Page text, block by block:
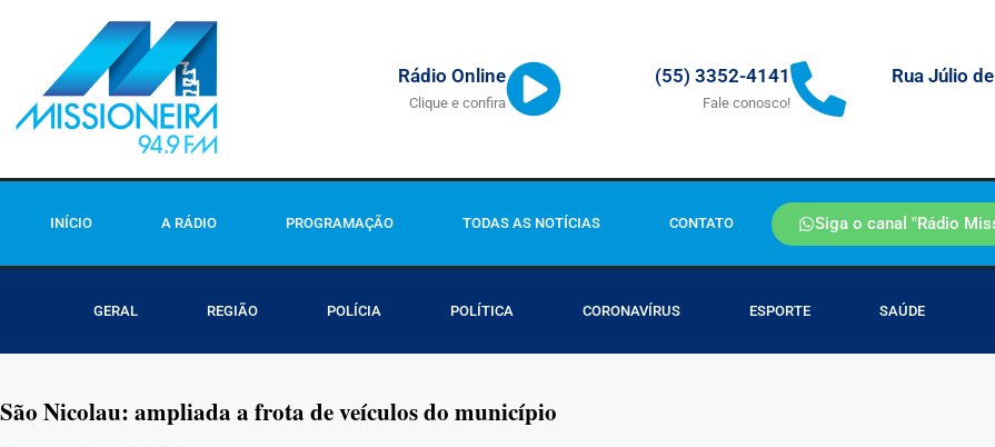
Rádio Online
Clique e confira
(55) 3352-4141
Fale conosco!
Rua Júlio
INÍCIO A RÁDIO PROGRAMAÇÃO TODAS AS NOTÍCIAS CONTATO Siga o canal "Rádio
GERAL REGIÃO POLÍCIA POLÍTICA CORONAVÍRUS ESPORTE SAÚDE
São Nicolau: ampliada a frota de veículos do município